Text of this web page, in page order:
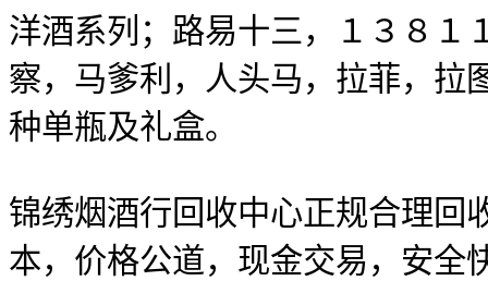
洋酒系列；路易十三，１３８１
察，马爹利，人头马，拉菲，拉
种单瓶及礼盒。
锦绣烟酒行回收中心正规合理回
本，价格公道，现金交易